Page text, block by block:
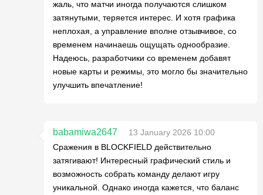
жаль, что матчи иногда получаются слишком
затянутыми, теряется интерес. И хотя графика
неплохая, а управление вполне отзывчивое, со
временем начинаешь ощущать однообразие.
Надеюсь, разработчики со временем добавят
новые карты и режимы, это могло бы значительно
улучшить впечатление!
babamiwa2647
13 January 2026 10:00
Сражения в BLOCKFIELD действительно
затягивают! Интересный графический стиль и
возможность собрать команду делают игру
уникальной. Однако иногда кажется, что баланс